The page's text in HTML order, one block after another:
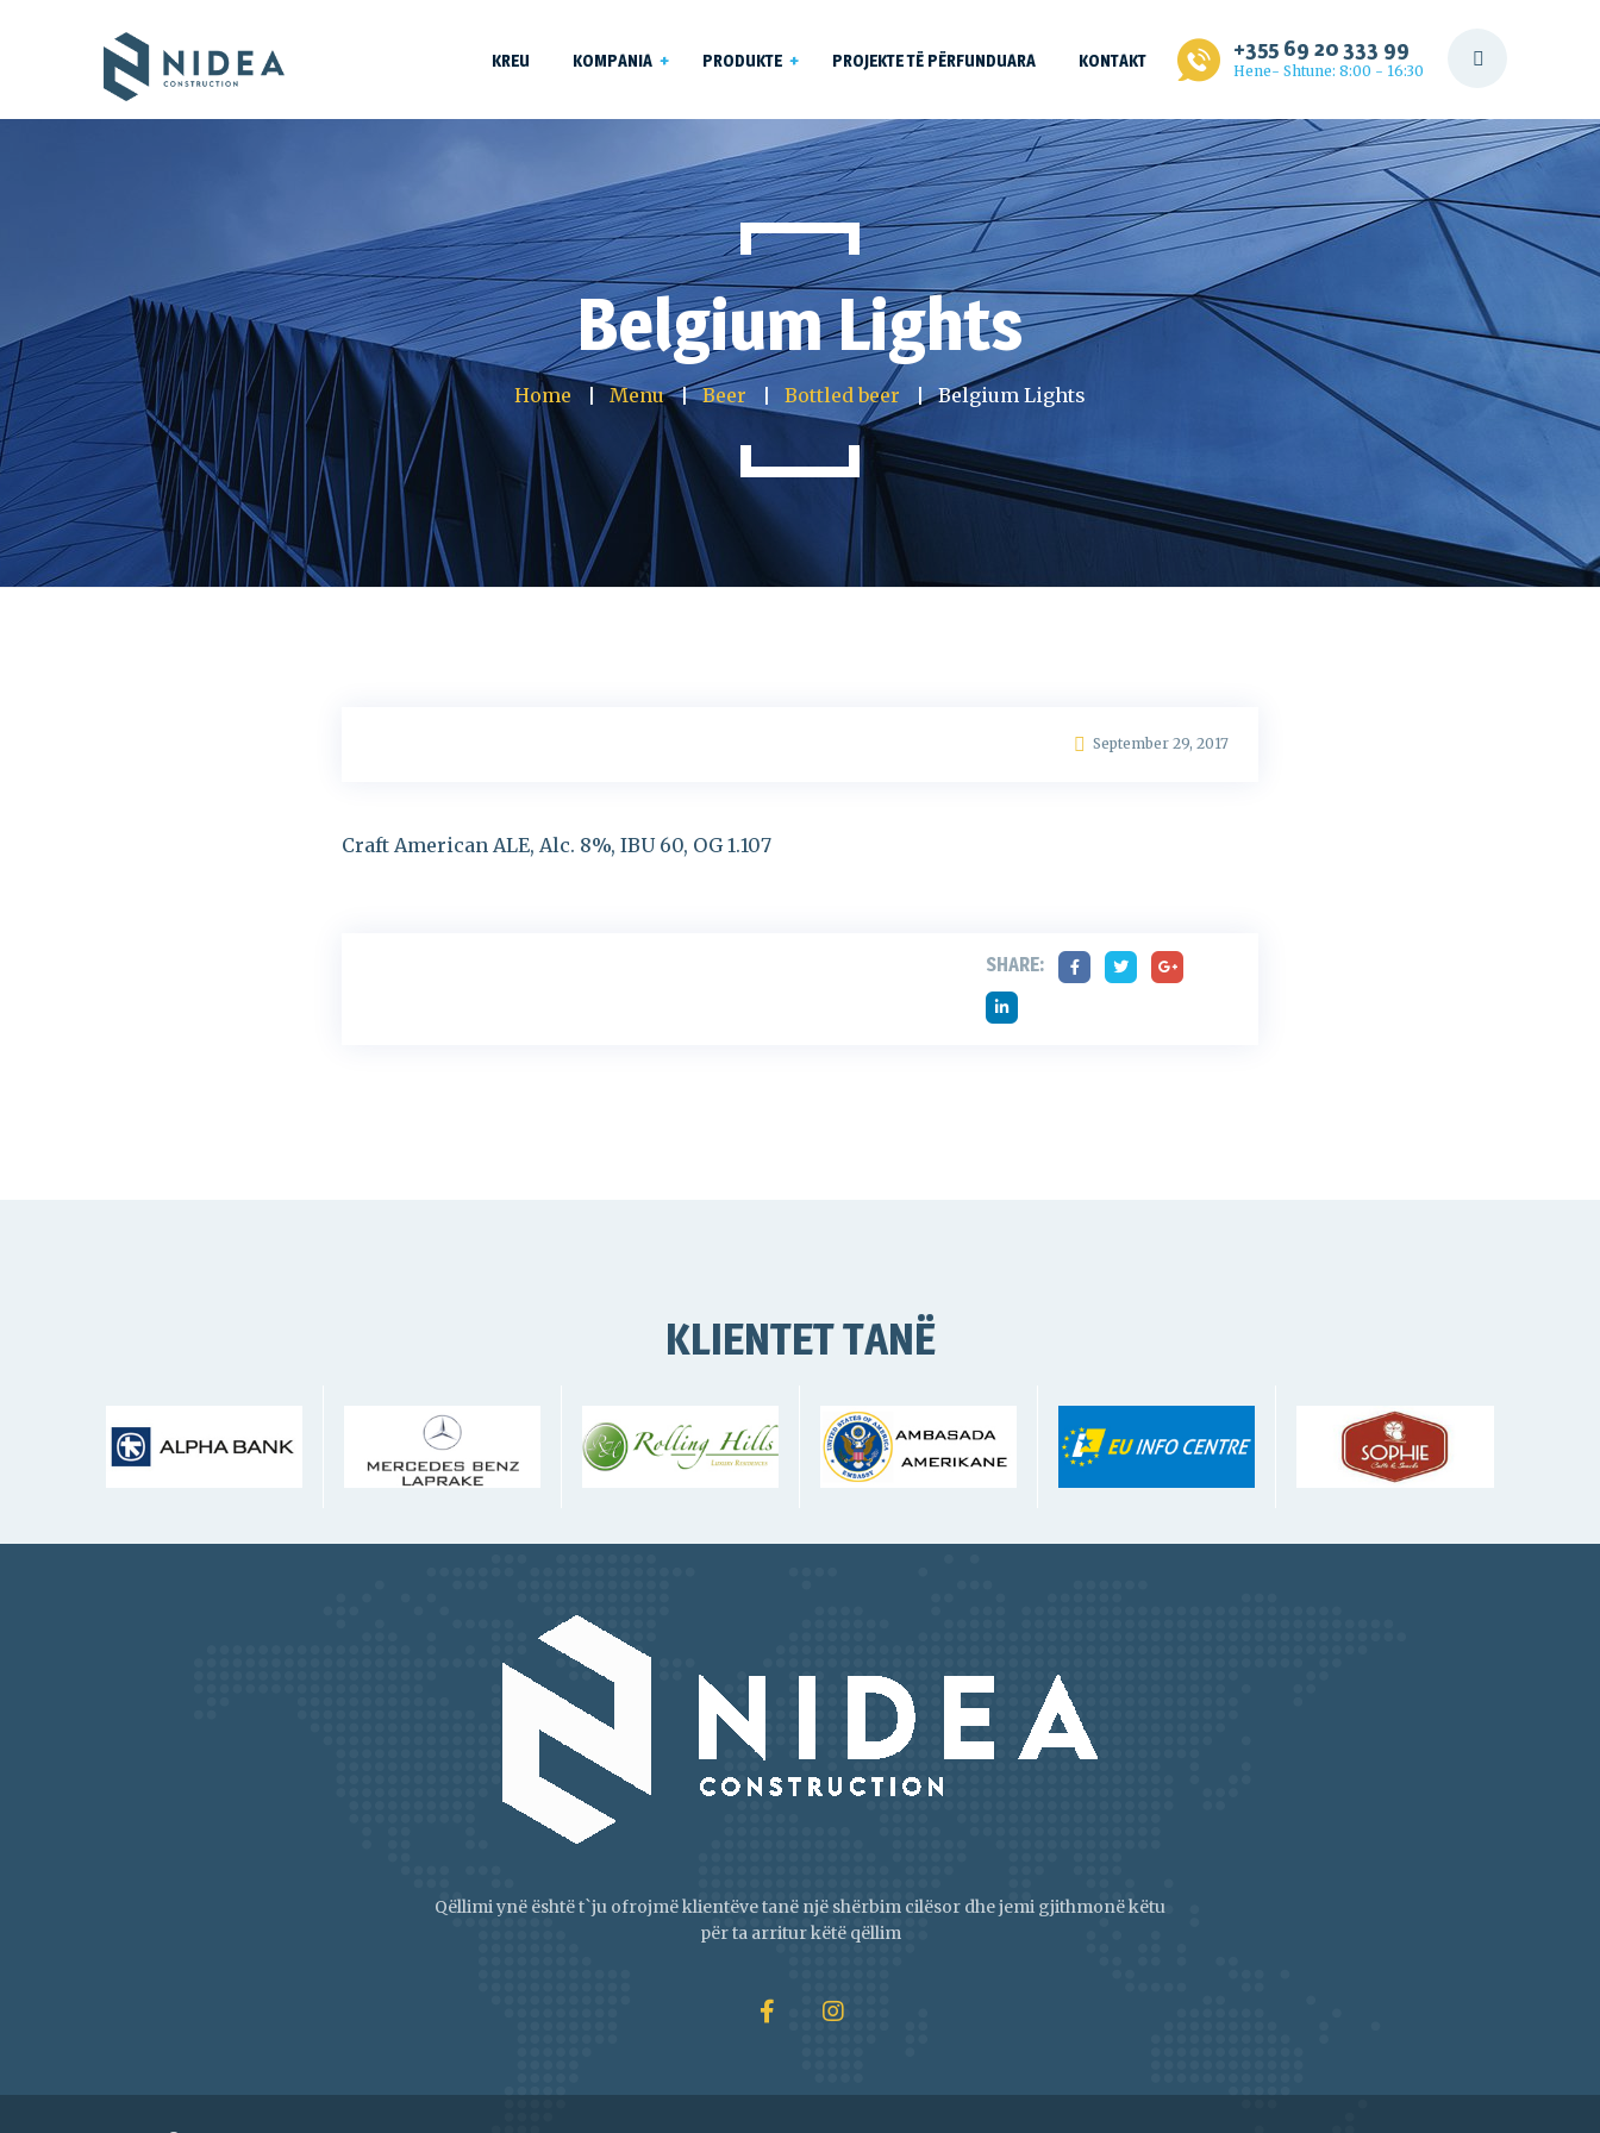
KREU KOMPANIA PRODUKTE
Dyer & Dritare Alumini
Produktet e Xhamit
Dyer & Dritare PCV
PROJEKTE TË PËRFUNDUARA KONTAKT +355 69 20 333 99
Hene- Shtune: 8:00 - 16:30
Belgium Lights
Home Menu Beer Bottled beer Belgium Lights
September 29, 2017
Craft American ALE, Alc. 8%, IBU 60, OG 1.107
SHARE:
KLIENTET TANË
Qëllimi ynë është t`ju ofrojmë klientëve tanë një shërbim cilësor dhe jemi gjithmonë këtu
për ta arritur këtë qëllim